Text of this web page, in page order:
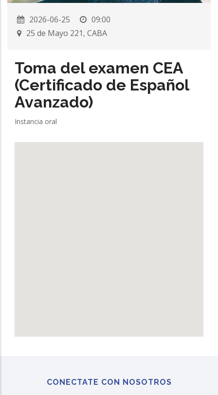
2026-06-25
09:00
25 de Mayo 221, CABA
Toma del examen CEA
(Certificado de Español
Avanzado)
Instancia oral
CONECTATE CON NOSOTROS